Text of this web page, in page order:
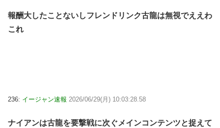
報酬大したことないしフレンドリンク古龍は無視でええわ
これ
236: イージャン速報 2026/06/29(月) 10:03:28.58
ナイアンは古龍を要撃戦に次ぐメインコンテンツと捉えて